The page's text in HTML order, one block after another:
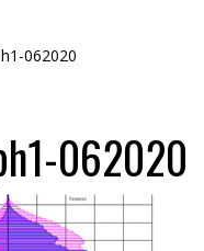
062020
062020